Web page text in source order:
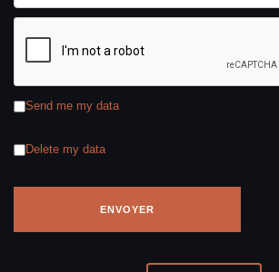
Send me my data
Delete my data